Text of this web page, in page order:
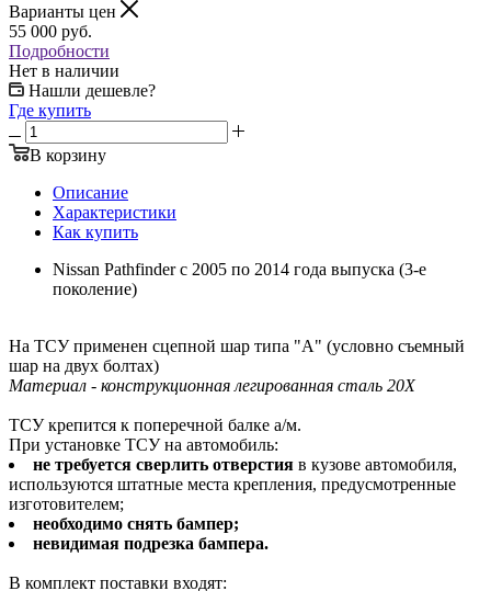
Варианты цен
55 000 руб.
Подробности
Нет в наличии
Нашли дешевле?
Где купить
В корзину
Описание
Характеристики
Как купить
Nissan Pathfinder с 2005 по 2014 года выпуска (3-е
поколение)
На ТСУ применен сцепной шар типа "А" (условно съемный
шар на двух болтах)
Материал - конструкционная легированная сталь 20Х
ТСУ крепится к поперечной балке а/м.
При установке ТСУ на автомобиль:
не требуется сверлить отверстия в кузове автомобиля,
используются штатные места крепления, предусмотренные
изготовителем;
необходимо снять бампер;
невидимая подрезка бампера.
В комплект поставки входят: